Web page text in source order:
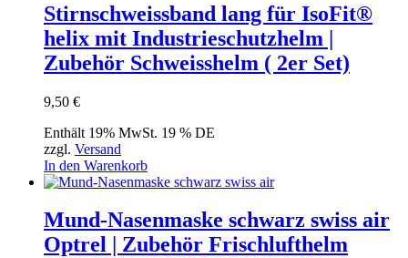
Stirnschweissband lang für IsoFit®
helix mit Industrieschutzhelm |
Zubehör Schweisshelm ( 2er Set)
9,50 €
Enthält 19% MwSt. 19 % DE
zzgl. Versand
In den Warenkorb
Mund-Nasenmaske schwarz swiss air
Optrel | Zubehör Frischlufthelm